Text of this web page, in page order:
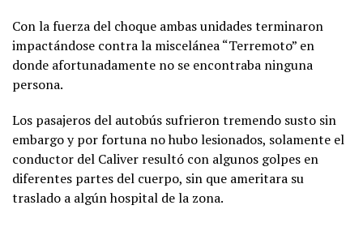
Con la fuerza del choque ambas unidades terminaron
impactándose contra la miscelánea “Terremoto” en
donde afortunadamente no se encontraba ninguna
persona.
Los pasajeros del autobús sufrieron tremendo susto sin
embargo y por fortuna no hubo lesionados, solamente el
conductor del Caliver resultó con algunos golpes en
diferentes partes del cuerpo, sin que ameritara su
traslado a algún hospital de la zona.